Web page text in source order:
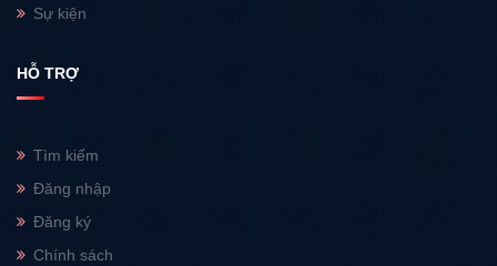
Sự kiện
HỖ TRỢ
Tìm kiếm
Đăng nhập
Đăng ký
Chính sách